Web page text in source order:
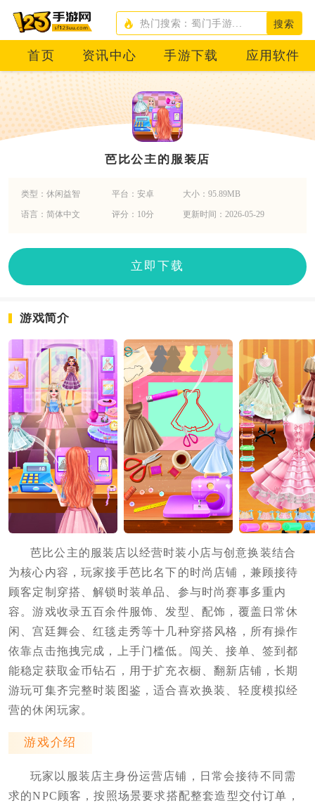
搜索
首页 资讯中心 手游下载 应用软件
芭比公主的服装店
类型：休闲益智 平台：安卓 大小：95.89MB
语言：简体中文 评分：10分 更新时间：2026-05-29
立即下载
游戏简介
芭比公主的服装店以经营时装小店与创意换装结合
为核心内容，玩家接手芭比名下的时尚店铺，兼顾接待
顾客定制穿搭、解锁时装单品、参与时尚赛事多重内
容。游戏收录五百余件服饰、发型、配饰，覆盖日常休
闲、宫廷舞会、红毯走秀等十几种穿搭风格，所有操作
依靠点击拖拽完成，上手门槛低。闯关、接单、签到都
能稳定获取金币钻石，用于扩充衣橱、翻新店铺，长期
游玩可集齐完整时装图鉴，适合喜欢换装、轻度模拟经
营的休闲玩家。
游戏介绍
玩家以服装店主身份运营店铺，日常会接待不同需
求的NPC顾客，按照场景要求搭配整套造型交付订单，